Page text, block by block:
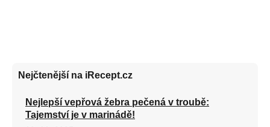
Nejčtenější na iRecept.cz
Nejlepší vepřová žebra pečená v troubě:
Tajemství je v marinádě!